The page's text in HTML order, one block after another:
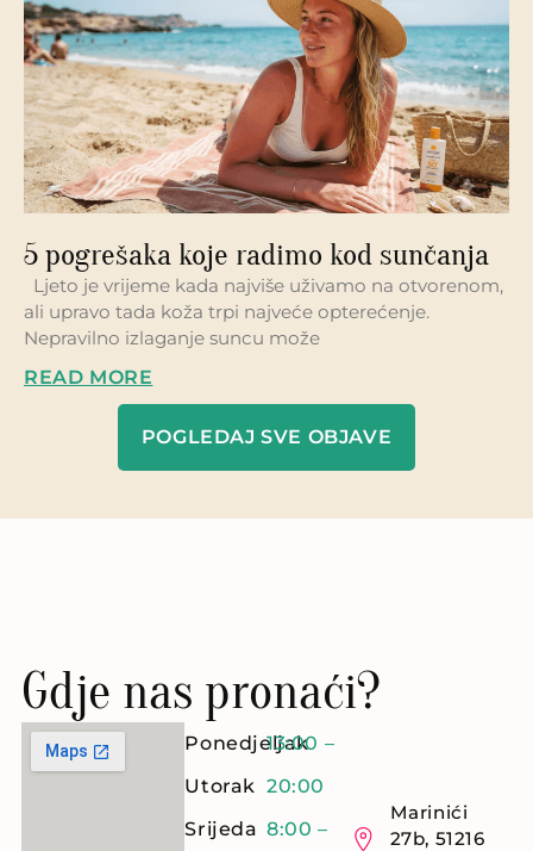
5 pogrešaka koje radimo kod sunčanja
Ljeto je vrijeme kada najviše uživamo na otvorenom,
ali upravo tada koža trpi najveće opterećenje.
Nepravilno izlaganje suncu može
READ MORE
POGLEDAJ SVE OBJAVE
Gdje nas pronaći?
Ponedjeljak
Utorak
Srijeda
13:00 –
20:00
8:00 –
Marinići
27b, 51216